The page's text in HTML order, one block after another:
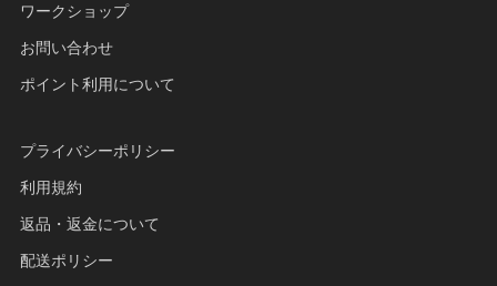
ワークショップ
お問い合わせ
ポイント利用について
プライバシーポリシー
利用規約
返品・返金について
配送ポリシー